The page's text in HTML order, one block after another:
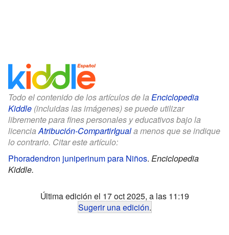
Todo el contenido de los artículos de la Enciclopedia
Kiddle (incluidas las imágenes) se puede utilizar
libremente para fines personales y educativos bajo la
licenciaAtribución-CompartirIguala menos que se indique
lo contrario. Citar este artículo:
Phoradendron juniperinum para Niños. Enciclopedia
Kiddle.
Última edición el 17 oct 2025, a las 11:19
Sugerir una edición.